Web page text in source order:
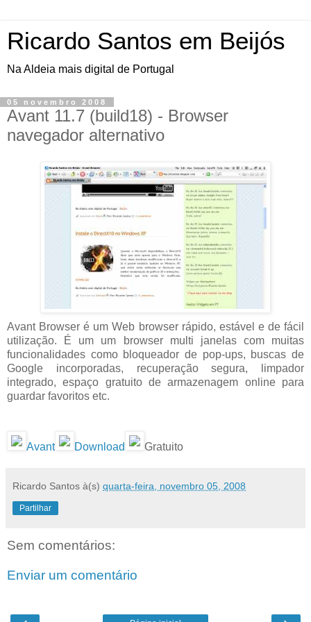
Ricardo Santos em Beijós
Na Aldeia mais digital de Portugal
05 novembro 2008
Avant 11.7 (build18) - Browser
navegador alternativo
Avant Browser é um Web browser rápido, estável e de fácil
utilização. É um um browser multi janelas com muitas
funcionalidades como bloqueador de pop-ups, buscas de
Google incorporadas, recuperação segura, limpador
integrado, espaço gratuito de armazenagem online para
guardar favoritos etc.
Avant Download Gratuito
Ricardo Santos à(s) quarta-feira, novembro 05, 2008
Partilhar
Sem comentários:
Enviar um comentário